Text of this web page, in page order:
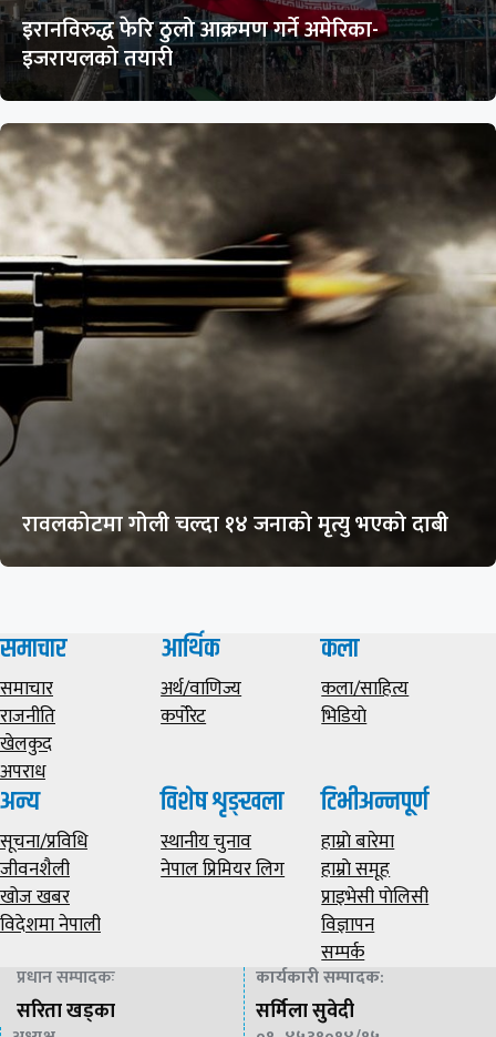
इरानविरुद्ध फेरि ठुलो आक्रमण गर्ने अमेरिका-
इजरायलको तयारी
रावलकोटमा गोली चल्दा १४ जनाको मृत्यु भएको दाबी
समाचार
समाचार
राजनीति
खेलकुद
अपराध
आर्थिक
अर्थ/वाणिज्य
कर्पोरेट
कला
कला/साहित्य
भिडियाे
अन्य
सूचना/प्रविधि
जीवनशैली
खोज खबर
विदेशमा नेपाली
विशेष शृङ्खला
स्थानीय चुनाव
नेपाल प्रिमियर लिग
टिभीअन्नपूर्ण
हाम्राे बारेमा
हाम्राे समूह
प्राइभेसी पाेलिसी
विज्ञापन
सम्पर्क
प्रधान सम्पादकः
सरिता खड्का
कार्यकारी सम्पादक:
सर्मिला सुवेदी